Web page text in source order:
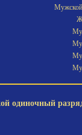
Мужской
одиночный